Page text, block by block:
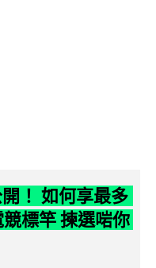
！ 如何享最多
標竿 揀選啱你